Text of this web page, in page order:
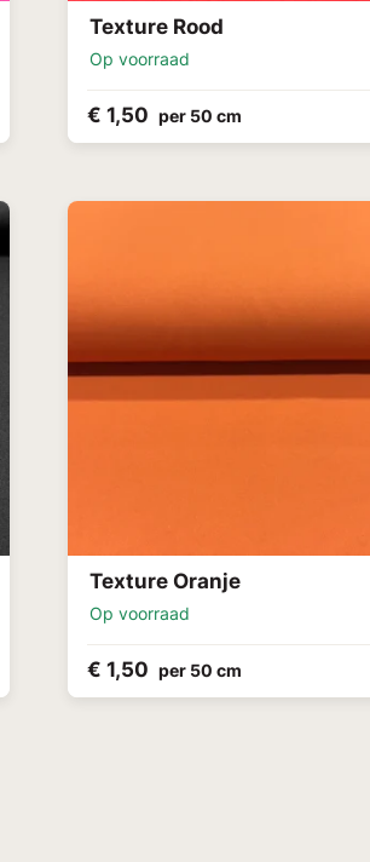
Texture Rood
Op voorraad
€ 1,50 per 50 cm
Texture Oranje
Op voorraad
€ 1,50 per 50 cm